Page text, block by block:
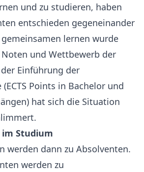
und zu studieren, haben
entschieden gegeneinander
lernen wurde
und Wettbewerb der
Einführung der
Points in Bachelor und
hat sich die Situation
Studium
werden dann zu Absolventen.
werden zu